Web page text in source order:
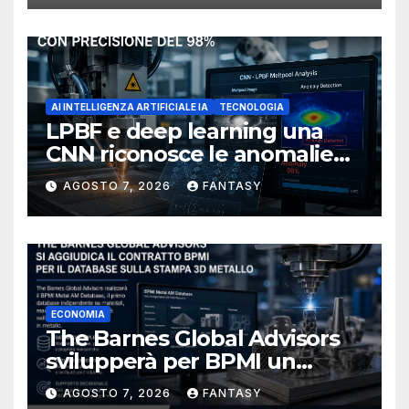
AI INTELLIGENZA ARTIFICIALE IA TECNOLOGIA
LPBF e deep learning una
CNN riconosce le anomalie
del bagno di fusione
AGOSTO 7, 2026 FANTASY
ECONOMIA
The Barnes Global Advisors
svilupperà per BPMI un
database per la stampa 3D
AGOSTO 7, 2026 FANTASY